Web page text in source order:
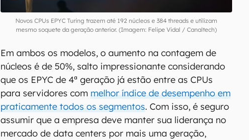
Novos CPUs EPYC Turing trazem até 192 núcleos e 384 threads e utilizam
mesmo soquete da geração anterior. (Imagem: Felipe Vidal / Canaltech)
Em ambos os modelos, o aumento na contagem de
núcleos é de 50%, salto impressionante considerando
que os EPYC de 4⁠ª geração já estão entre as CPUs
para servidores com melhor índice de desempenho em
praticamente todos os segmentos. Com isso, é seguro
assumir que a empresa deve manter sua liderança no
mercado de data centers por mais uma geração,